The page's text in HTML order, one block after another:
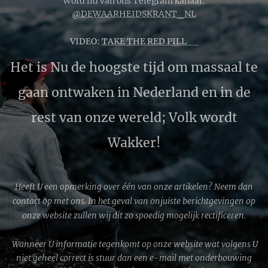
@DEWAARHEIDSKRANT_NL
VIDEO: TAKE THE RED PILL 🔴
Het is Nu de hoogste tijd om massaal te
gaan ontwaken in Nederland en in de
rest van onze wereld; Volk wordt
Wakker!
Heeft U een opmerking over één van onze artikelen? Neem dan
contact op met ons. In het geval van onjuiste berichtgevingen op
onze website zullen wij dit zo spoedig mogelijk rectificeren.
Wanneer U informatie tegenkomt op onze website wat volgens U
niet geheel correct is stuur dan een e-mail met onderbouwing